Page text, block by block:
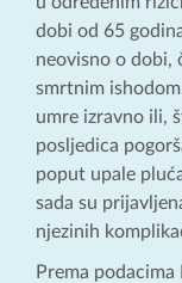
dobi od 65
neovisno o dobi,
smrtnim
umre izravno ili,
posljedica
poput upale
sada su
njezinih
Prema